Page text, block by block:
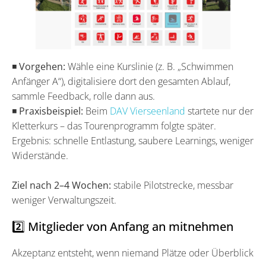
◾Vorgehen: Wähle eine Kurslinie (z. B. „Schwimmen
Anfänger A“), digitalisiere dort den gesamten Ablauf,
sammle Feedback, rolle dann aus.
◾ Praxisbeispiel: Beim DAV Vierseenland startete nur der
Kletterkurs – das Tourenprogramm folgte später.
Ergebnis: schnelle Entlastung, saubere Learnings, weniger
Widerstände.
Ziel nach 2–4 Wochen: stabile Pilotstrecke, messbar
weniger Verwaltungszeit.
2️⃣ Mitglieder von Anfang an mitnehmen
Akzeptanz entsteht, wenn niemand Plätze oder Überblick